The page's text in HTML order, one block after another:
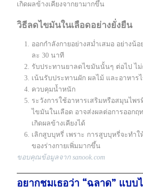
เกิดผลข้างเคียงจากยามากขึ้น
วิธีลดไขมันในเลือดอย่างยั่งยืน
ออกกำลังกายอย่างสม่ำเสมอ อย่างน้
ละ 30 นาที
รับประทานยาลดไขมันนั้นๆ ต่อไป ไม่
เน้นรับประทานผัก ผลไม้ และอาหาร
ควบคุมน้ำหนัก
ระวังการใช้อาหารเสริมหรือสมุนไพ
ไขมันในเลือด อาจส่งผลต่อการออกฤ
เกิดผลข้างเคียงได้
เลิกสูบบุหรี่ เพราะ การสูบบุหรี่จะทำใ
ของร่างกายเพิ่มมากขึ้น
ขอบคุณข้อมูลจาก sanook.com
อยากชมเธอว่า “ฉลาด” แบบ